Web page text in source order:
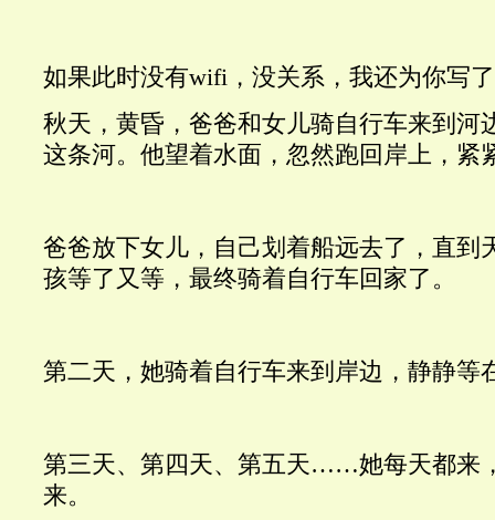
如果此时没有wifi，没关系，我还为你写
秋天，黄昏，爸爸和女儿骑自行车来到河
这条河。他望着水面，忽然跑回岸上，紧
爸爸放下女儿，自己划着船远去了，直到
孩等了又等，最终骑着自行车回家了。
第二天，她骑着自行车来到岸边，静静等
第三天、第四天、第五天……她每天都来
来。